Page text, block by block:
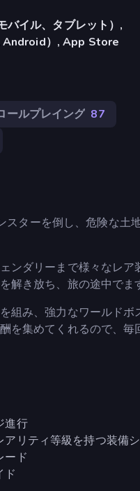
バイル、タブレット）,
Android）, App Store
ールプレイング 87
スターを倒し、危険な土
ンダリーまで様々なレ
き放ち、旅の途中でま
組み、強力なワールド
を集めてくれるので、
進行
リティ等級を持つ装備
ード
ド